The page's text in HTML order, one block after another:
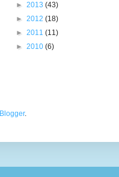
► 2013 (43)
► 2012 (18)
► 2011 (11)
► 2010 (6)
Blogger.